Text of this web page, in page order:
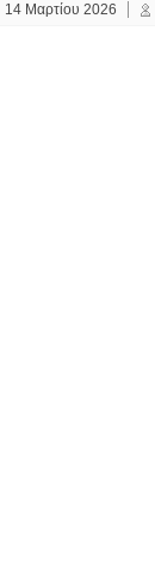
14 Μαρτίου 2026